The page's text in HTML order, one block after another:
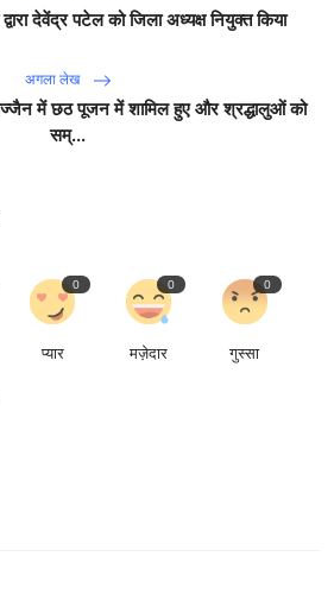
देवेंद्र पटेल को जिला अध्यक्ष नियुक्त किया
अगला लेख
में छठ पूजन में शामिल हुए और श्रद्धालुओं को
सम्...
0
प्यार
0
मज़ेदार
0
गुस्सा